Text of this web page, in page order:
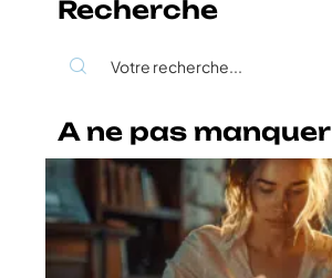
Recherche
A ne pas manquer